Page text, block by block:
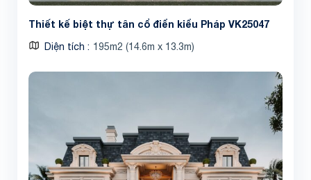
Thiết kế biệt thự tân cổ điển kiểu Pháp VK25047
Diện tích 195m2 (14.6m x 13.3m)